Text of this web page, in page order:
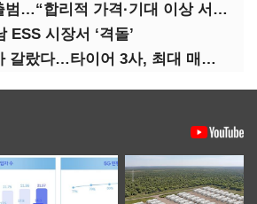
트리니티항공 출범…“합리적 가격·기대 이상 서비스로 승부”
ESS 시장서 ‘격돌’
고부가 타이어가 갈랐다…타이어 3사, 최대 매출에도 영업익 희비